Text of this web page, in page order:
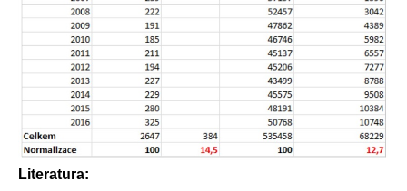
Literatura: